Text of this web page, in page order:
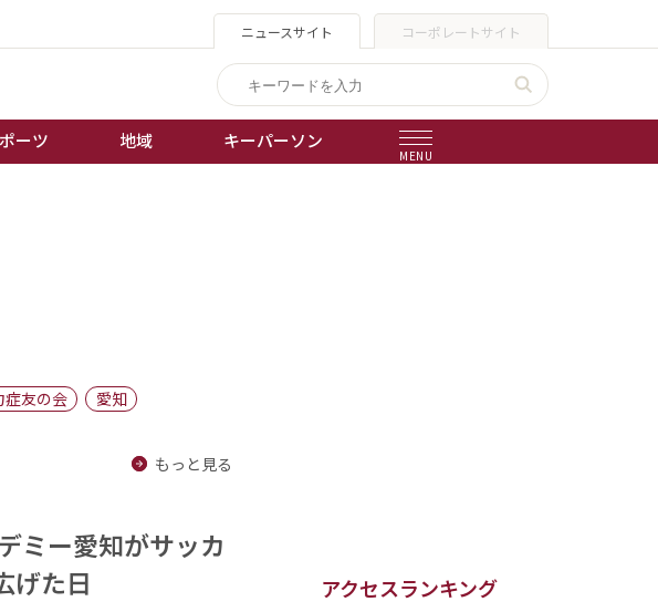
ニュースサイト コーポレートサイト
ーツ 地域 キーパーソン
MENU
戦
症友の会
愛知
もっと見る
ミー愛知がサッカ
げた日
アクセスランキング